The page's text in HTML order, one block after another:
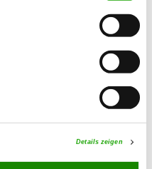
Details zeigen